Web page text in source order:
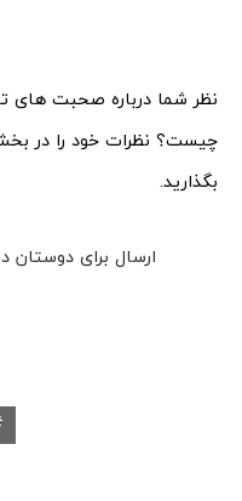
نظر شما درباره صحبت های
چیست؟ نظرات خود را در
بگذارید.
ارسال برای دوستان